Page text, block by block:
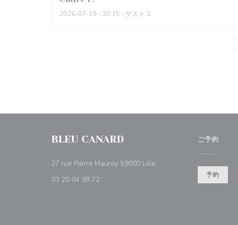
2026-07-19 - 20:15 - ゲスト 2
BLEU CANARD
27 rue Pierre Mauroy 59000 Lille
03 20 04 98 72
ご予約
予約